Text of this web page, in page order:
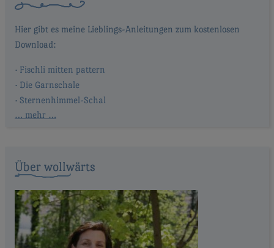
Fischli mitten pattern
Die Garnschale
Sternenhimmel-Schal
… mehr …
Über wollwärts